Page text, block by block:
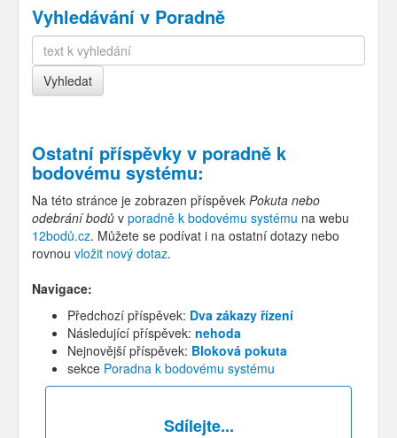
Vyhledávání v Poradně
Ostatní příspěvky v poradně k
bodovému systému:
Na této stránce je zobrazen příspěvek Pokuta nebo
odebrání bodů v poradně k bodovému systému na webu
12bodů.cz. Můžete se podívat i na ostatní dotazy nebo
rovnou vložit nový dotaz.
Navigace:
Předchozí příspěvek: Dva zákazy řízení
Následující příspěvek: nehoda
Nejnovější příspěvek: Bloková pokuta
sekce Poradna k bodovému systému
Sdílejte...